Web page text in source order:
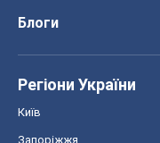
Блоги
Регіони України
Київ
Запоріжжя